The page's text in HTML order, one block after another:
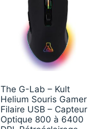
The G-Lab – Kult
Helium Souris Gamer
Filaire USB – Capteur
Optique 800 à 6400